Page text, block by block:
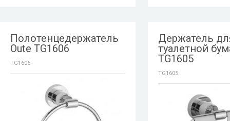
Полотенцедержатель
Oute TG1606
TG1606
Держатель
туалетной
TG1605
TG1605